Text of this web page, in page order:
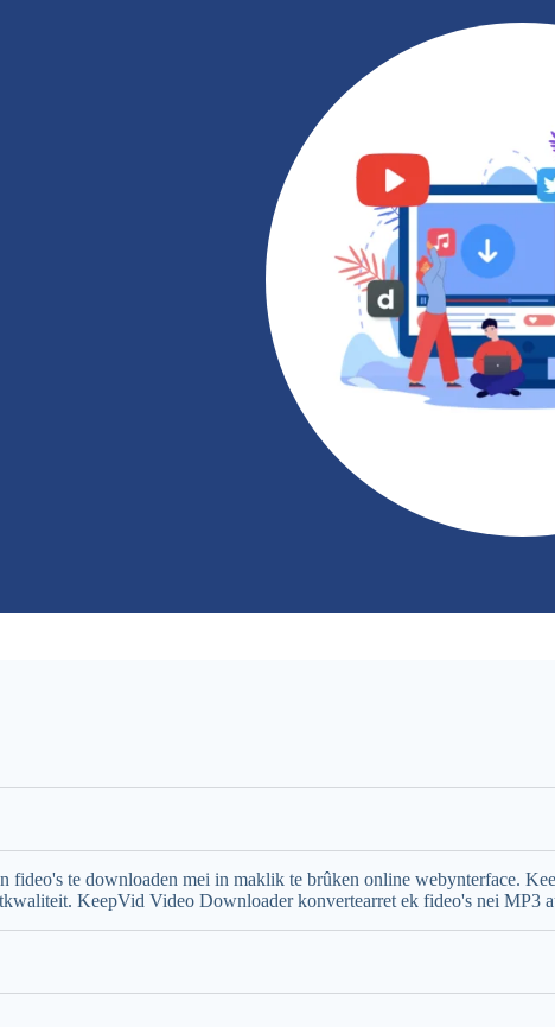
te downloaden mei in maklik te brûken online webynterface.
KeepVid Video Downloader konvertearret ek fideo's nei MP3